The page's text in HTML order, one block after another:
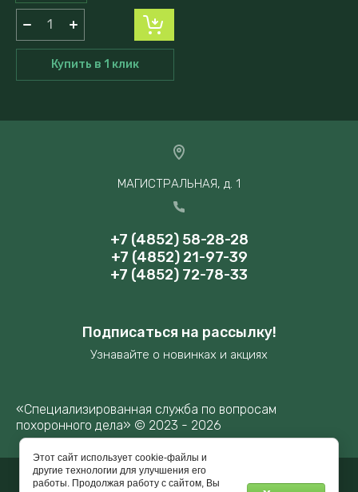
Купить в 1 клик
«Специализированная служба по вопросам
похоронного дела» © 2023 - 2026
МАГИСТРАЛЬНАЯ, д. 1
+7 (4852) 58-28-28
+7 (4852) 21-97-39
+7 (4852) 72-78-33
Подписаться на рассылку!
Узнавайте о новинках и акциях
Мегагрупп.ру
Этот сайт использует cookie-файлы и
другие технологии для улучшения его
работы. Продолжая работу с сайтом, Вы